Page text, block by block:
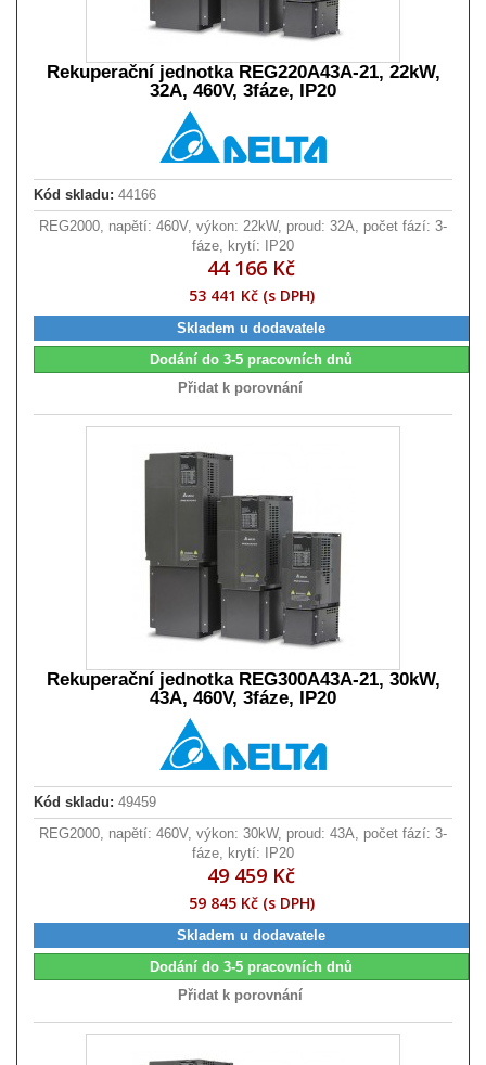
Rekuperační jednotka REG220A43A-21, 22kW,
32A, 460V, 3fáze, IP20
Kód skladu: 44166
REG2000, napětí: 460V, výkon: 22kW, proud: 32A, počet fází: 3-
fáze, krytí: IP20
44 166 Kč
53 441 Kč (s DPH)
Skladem u dodavatele
Dodání do 3-5 pracovních dnů
Přidat k porovnání
Rekuperační jednotka REG300A43A-21, 30kW,
43A, 460V, 3fáze, IP20
Kód skladu: 49459
REG2000, napětí: 460V, výkon: 30kW, proud: 43A, počet fází: 3-
fáze, krytí: IP20
49 459 Kč
59 845 Kč (s DPH)
Skladem u dodavatele
Dodání do 3-5 pracovních dnů
Přidat k porovnání